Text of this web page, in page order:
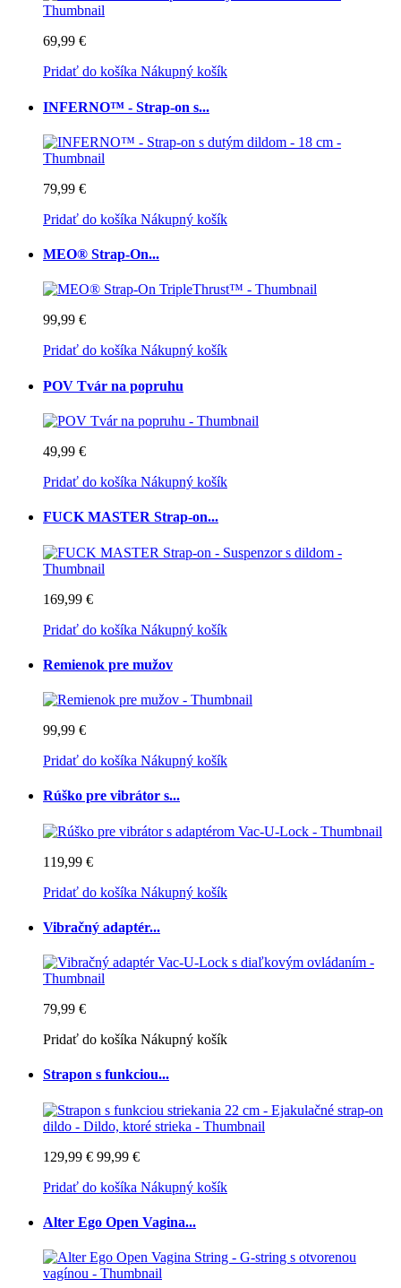
69,99 €
Pridať do košíka Nákupný košík
INFERNO™ - Strap-on s...
79,99 €
Pridať do košíka Nákupný košík
MEO® Strap-On...
99,99 €
Pridať do košíka Nákupný košík
POV Tvár na popruhu
49,99 €
Pridať do košíka Nákupný košík
FUCK MASTER Strap-on...
169,99 €
Pridať do košíka Nákupný košík
Remienok pre mužov
99,99 €
Pridať do košíka Nákupný košík
Rúško pre vibrátor s...
119,99 €
Pridať do košíka Nákupný košík
Vibračný adaptér...
79,99 €
Pridať do košíka Nákupný košík
Strapon s funkciou...
129,99 € 99,99 €
Pridať do košíka Nákupný košík
Alter Ego Open Vagina...